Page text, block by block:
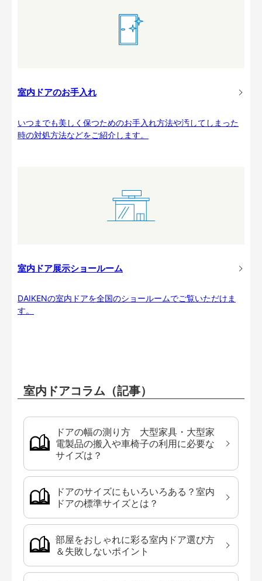
室内ドアのお手入れ
いつまでも美しく保つためのお手入れ方法や汚してしまった
時の対処方法などをご紹介します。
室内ドア展示ショールーム
DAIKENの室内ドアを全国のショールームでご覧いただけま
す。
室内ドアコラム（記事）
ドアの幅の測り方 大型家具・大型家
電製品の搬入や車椅子の利用に必要な
サイズは？
ドアのサイズにもいろいろある？室内
ドアの標準サイズとは？
部屋をおしゃれに彩る室内ドア選び方
＆失敗しないポイント